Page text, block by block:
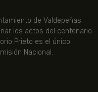
de Valdepeñas
los actos del centenario
Prieto es el único
Nacional.